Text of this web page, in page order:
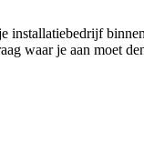
waar je aan moet